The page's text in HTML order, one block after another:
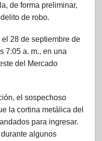
de forma preliminar,
de robo.
28 de septiembre de
7:05 a. m., en una
del Mercado
el sospechoso
la cortina metálica del
para ingresar.
algunos